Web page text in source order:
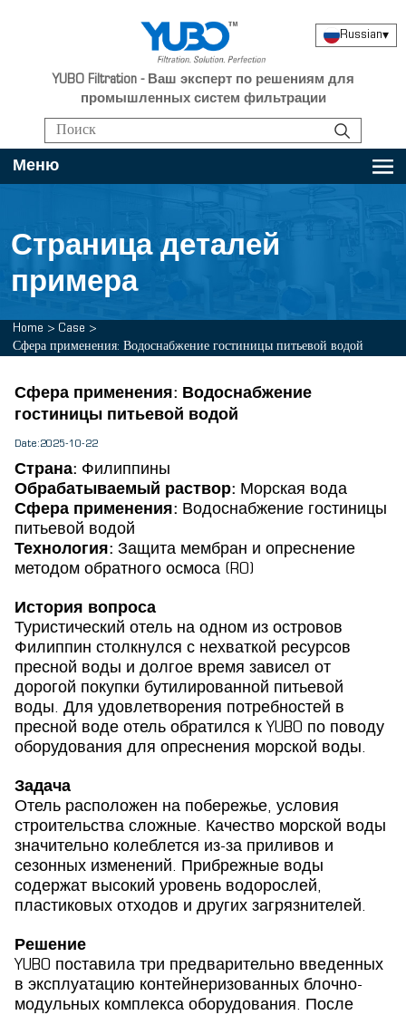
YUBO Filtration - Ваш эксперт по решениям для
промышленных систем фильтрации
Russian▾
Меню
Страница деталей
примера
Home > Case >
Сфера применения: Водоснабжение гостиницы питьевой водой
Сфера применения: Водоснабжение
гостиницы питьевой водой
Date:2025-10-22
Страна: Филиппины
Обрабатываемый раствор: Морская вода
Сфера применения: Водоснабжение гостиницы
питьевой водой
Технология: Защита мембран и опреснение
методом обратного осмоса (RO)
История вопроса
Туристический отель на одном из островов
Филиппин столкнулся с нехваткой ресурсов
пресной воды и долгое время зависел от
дорогой покупки бутилированной питьевой
воды. Для удовлетворения потребностей в
пресной воде отель обратился к YUBO по поводу
оборудования для опреснения морской воды.
Задача
Отель расположен на побережье, условия
строительства сложные. Качество морской воды
значительно колеблется из-за приливов и
сезонных изменений. Прибрежные воды
содержат высокий уровень водорослей,
пластиковых отходов и других загрязнителей.
Решение
YUBO поставила три предварительно введенных
в эксплуатацию контейнеризованных блочно-
модульных комплекса оборудования. После